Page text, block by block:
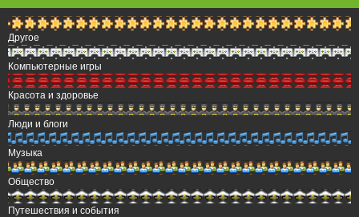
Другое
Компьютерные игры
Красота и здоровье
Люди и блоги
Музыка
Общество
Путешествия и события